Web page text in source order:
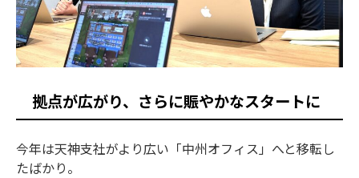
拠点が広がり、さらに賑やかなスタートに
今年は天神支社がより広い「中州オフィス」へと移転し
たばかり。